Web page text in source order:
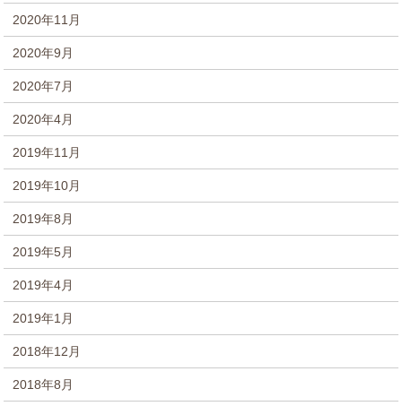
2020年11月
2020年9月
2020年7月
2020年4月
2019年11月
2019年10月
2019年8月
2019年5月
2019年4月
2019年1月
2018年12月
2018年8月